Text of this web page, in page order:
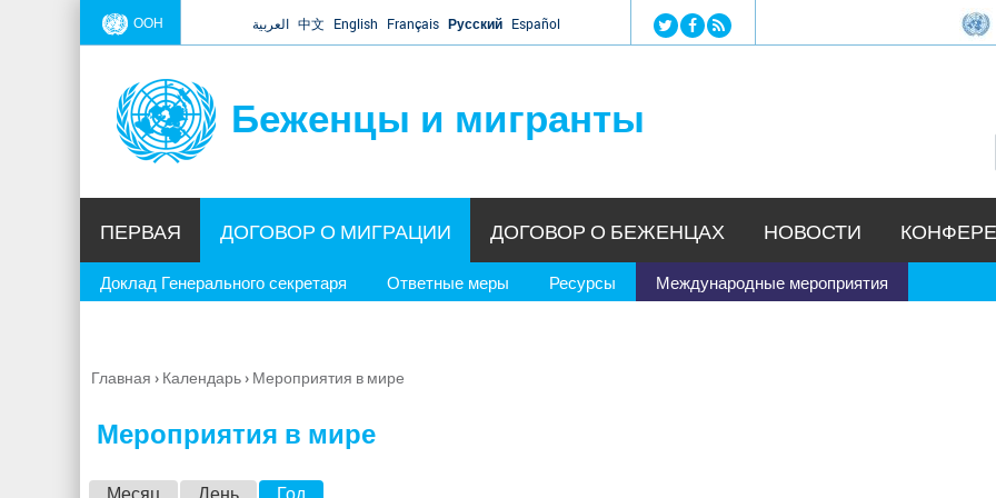
Jump to navigation
ООН العربية 中文 English Français Русский Español
Беженцы и мигранты
ПЕРВАЯ ДОГОВОР О МИГРАЦИИ
Доклад Генерального секретаря Ответные меры Ресурсы Международные мероприятия
ДОГОВОР О БЕЖЕНЦАХ НОВОСТИ
Вы
Главная › Календарь› Мероприятия в мире
Мероприятия в мире